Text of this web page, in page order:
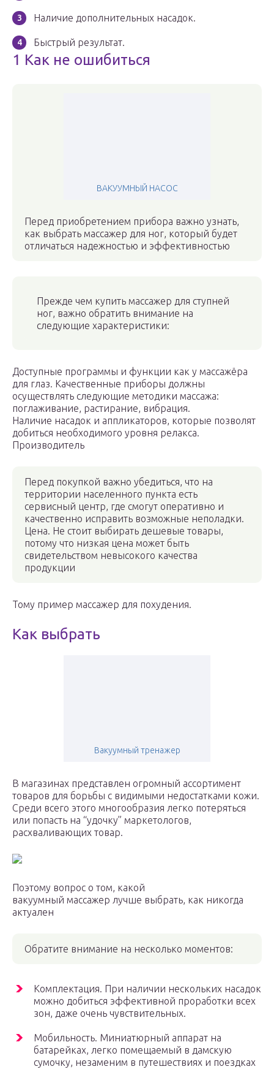
Наличие дополнительных насадок.
Быстрый результат.
1 Как не ошибиться
ВАКУУМНЫЙ НАСОС
Перед приобретением прибора важно узнать,
как выбрать массажер для ног, который будет
отличаться надежностью и эффективностью
Прежде чем купить массажер для ступней
ног, важно обратить внимание на
следующие характеристики:
Доступные программы и функции как у массажёра
для глаз. Качественные приборы должны
осуществлять следующие методики массажа:
поглаживание, растирание, вибрация.
Наличие насадок и аппликаторов, которые позволят
добиться необходимого уровня релакса.
Производитель
Перед покупкой важно убедиться, что на
территории населенного пункта есть
сервисный центр, где смогут оперативно и
качественно исправить возможные неполадки.
Цена. Не стоит выбирать дешевые товары,
потому что низкая цена может быть
свидетельством невысокого качества
продукции
Тому пример массажер для похудения.
Как выбрать
Вакуумный тренажер
В магазинах представлен огромный ассортимент
товаров для борьбы с видимыми недостатками кожи.
Среди всего этого многообразия легко потеряться
или попасть на “удочку” маркетологов,
расхваливающих товар.
Поэтому вопрос о том, какой
вакуумный массажер лучше выбрать, как никогда
актуален
Обратите внимание на несколько моментов:
Комплектация. При наличии нескольких насадок
можно добиться эффективной проработки всех
зон, даже очень чувствительных.
Мобильность. Миниатюрный аппарат на
батарейках, легко помещаемый в дамскую
сумочку, незаменим в путешествиях и поездках